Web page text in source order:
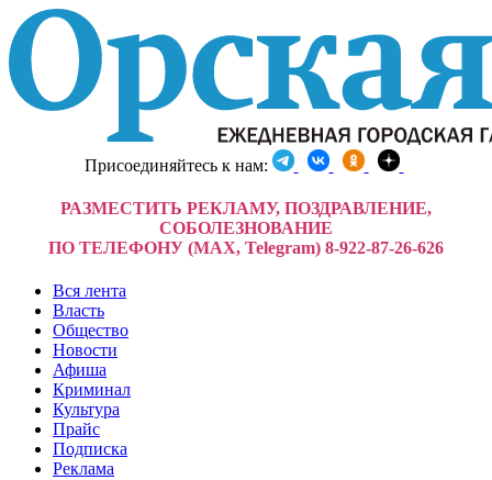
Присоединяйтесь к нам:
РАЗМЕСТИТЬ РЕКЛАМУ, ПОЗДРАВЛЕНИЕ,
СОБОЛЕЗНОВАНИЕ
ПО ТЕЛЕФОНУ (MAX, Telegram) 8-922-87-26-626
Вся лента
Власть
Общество
Новости
Афиша
Криминал
Культура
Прайс
Подписка
Реклама